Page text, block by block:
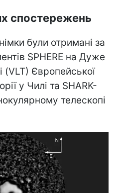
спостережень
були отримані за
SPHERE на Дуже
(VLT) Європейської
у Чилі та SHARK-
телескопі